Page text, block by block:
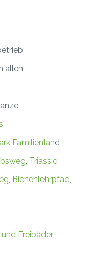
allen
Familienland
, Triassic
, Bienenlehrpfad,
Freibäder